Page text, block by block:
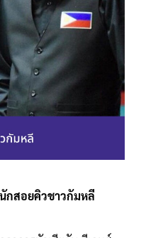
กสอยคิวชาวกัมหลี